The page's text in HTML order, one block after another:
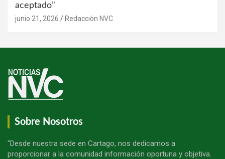
aceptado”
junio 21, 2026 Redacción NVC
Sobre Nosotros
"Desde nuestra sede en Cartago, nos dedicamos a
proporcionar a la comunidad información oportuna y objetiva.